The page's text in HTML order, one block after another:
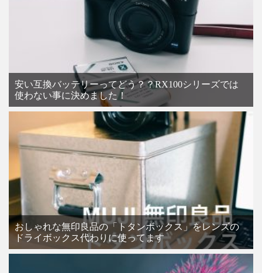
安い互換バッテリーってどう？？RX100シリーズでは
使わない事に決めました！
おしゃれな無印良品の「トタンボックス」をレンズの
ドライボックス代わりに使ってます